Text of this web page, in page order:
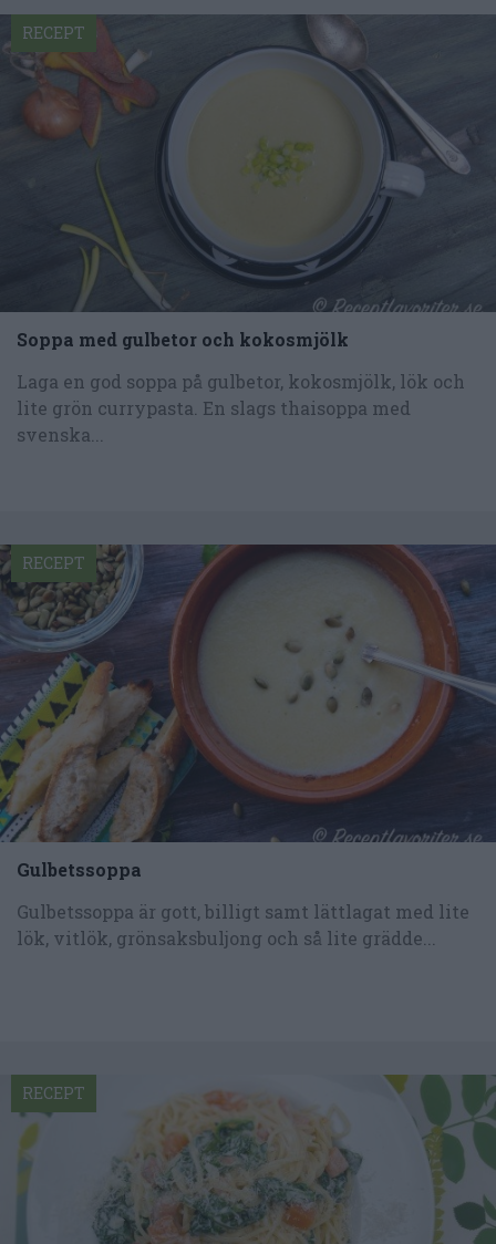
Soppa med gulbetor och kokosmjölk
Laga en god soppa på gulbetor, kokosmjölk, lök och
lite grön currypasta. En slags thaisoppa med
svenska...
RECEPT
Gulbetssoppa
Gulbetssoppa är gott, billigt samt lättlagat med lite
lök, vitlök, grönsaksbuljong och så lite grädde...
RECEPT
RECEPT